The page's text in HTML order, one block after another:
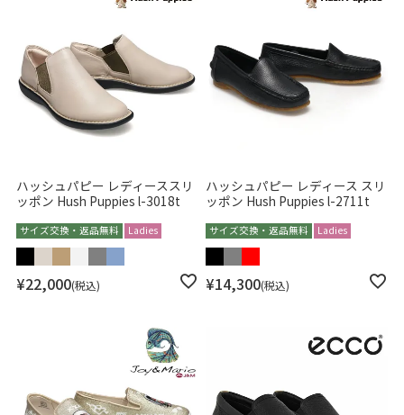
ハッシュパピー レディーススリ
ッポン Hush Puppies l-3018t
サイズ交換・返品無料 Ladies
¥22,000 税込
ハッシュパピー レディース スリ
ッポン Hush Puppies l-2711t
サイズ交換・返品無料 Ladies
¥14,300 税込